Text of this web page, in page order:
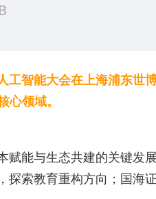
工智能大会在上海浦东世
领域。
赋能与生态共建的关键发
探索教育重构方向；国海